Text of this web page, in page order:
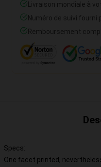
Livraison mondiale à
Numéro de suivi fourni
Remboursement
Specs:
One facet printed,